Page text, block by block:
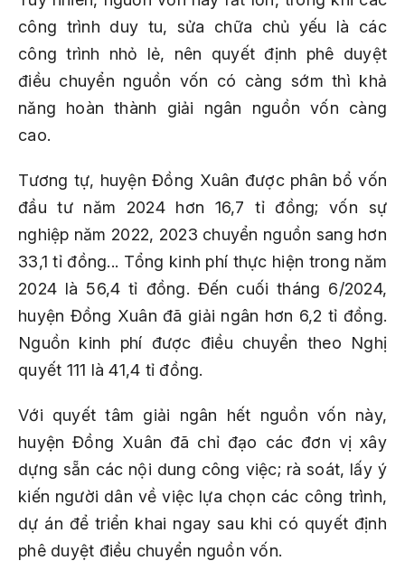
công trình duy tu, sửa chữa chủ yếu là các
công trình nhỏ lẻ, nên quyết định phê duyệt
điều chuyển nguồn vốn có càng sớm thì khả
năng hoàn thành giải ngân nguồn vốn càng
cao.
Tương tự, huyện Đồng Xuân được phân bổ vốn
đầu tư năm 2024 hơn 16,7 tỉ đồng; vốn sự
nghiệp năm 2022, 2023 chuyển nguồn sang hơn
33,1 tỉ đồng... Tổng kinh phí thực hiện trong năm
2024 là 56,4 tỉ đồng. Đến cuối tháng 6/2024,
huyện Đồng Xuân đã giải ngân hơn 6,2 tỉ đồng.
Nguồn kinh phí được điều chuyển theo Nghị
quyết 111 là 41,4 tỉ đồng.
Với quyết tâm giải ngân hết nguồn vốn này,
huyện Đồng Xuân đã chỉ đạo các đơn vị xây
dựng sẵn các nội dung công việc; rà soát, lấy ý
kiến người dân về việc lựa chọn các công trình,
dự án để triển khai ngay sau khi có quyết định
phê duyệt điều chuyển nguồn vốn.